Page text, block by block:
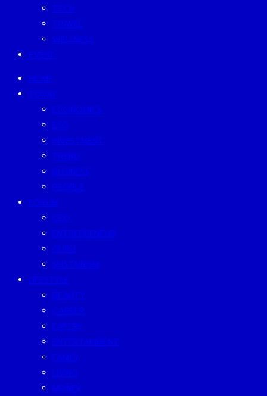
TECH
TRAVEL
WELLNESS
EVENT
HOME
TODAY
ECONOMICS
ESG
INVESTMENT
TREND
BUSINESS
PEOPLE
FORUM
CEO
ENTREPRENEUR
GURU
SUSTAINISM
LIFESTYLE
BEAUTY
CAREER
EATERY
ENTERTAINMENT
FAMILY
LIVING
MONEY